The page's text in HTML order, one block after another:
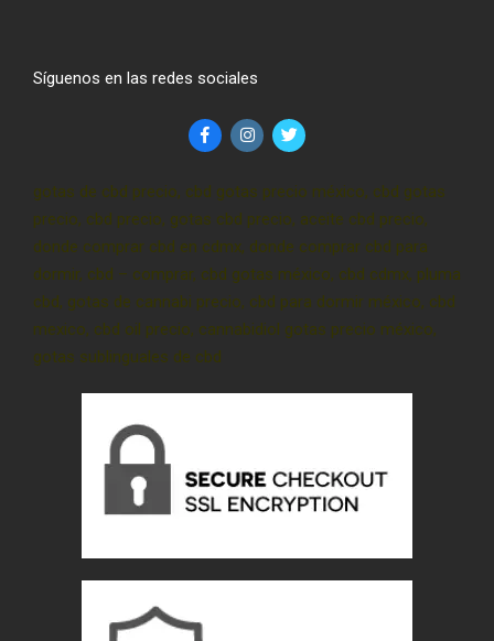
Síguenos en las redes sociales
gotas de cbd precio, cbd gotas precio méxico, cbd gotas
precio, cbd precio, gotas cbd precio, aceite cbd precio,
donde comprar cbd en cdmx, donde comprar cbd para
dormir, cbd – comprar, cbd gotas méxico, cbd cdmx, pluma
cbd, gotas de cannabi precio, cbd para dormir méxico, cbd
mexico, cbd oil precio, cannabidiol gotas precio méxico,
gotas sublinguales de cbd